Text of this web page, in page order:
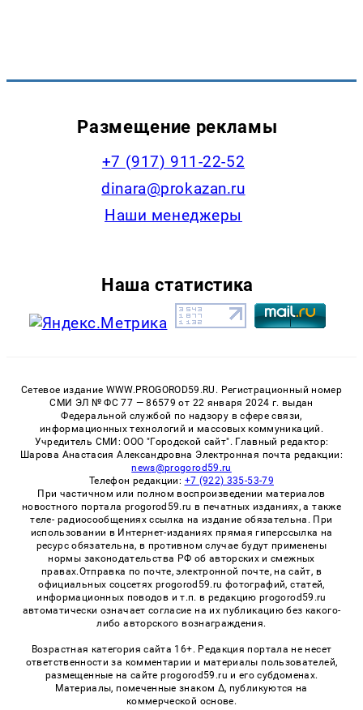
Размещение рекламы
+7 (917) 911-22-52
dinara@prokazan.ru
Наши менеджеры
Наша статистика
Сетевое издание WWW.PROGOROD59.RU. Регистрационный номер
СМИ ЭЛ № ФС 77 — 86579 от 22 января 2024 г. выдан
Федеральной службой по надзору в сфере связи,
информационных технологий и массовых коммуникаций.
Учредитель СМИ: ООО "Городской сайт". Главный редактор:
Шарова Анастасия Александровна Электронная почта редакции:
news@progorod59.ru
Телефон редакции: +7 (922) 335-53-79
При частичном или полном воспроизведении материалов
новостного портала progorod59.ru в печатных изданиях, а также
теле- радиосообщениях ссылка на издание обязательна. При
использовании в Интернет-изданиях прямая гиперссылка на
ресурс обязательна, в противном случае будут применены
нормы законодательства РФ об авторских и смежных
правах.Отправка по почте, электронной почте, на сайт, в
официальных соцсетях progorod59.ru фотографий, статей,
информационных поводов и т.п. в редакцию progorod59.ru
автоматически означает согласие на их публикацию без какого-
либо авторского вознаграждения.
Возрастная категория сайта 16+. Редакция портала не несет
ответственности за комментарии и материалы пользователей,
размещенные на сайте progorod59.ru и его субдоменах.
Материалы, помеченные знаком Δ, публикуются на
коммерческой основе.